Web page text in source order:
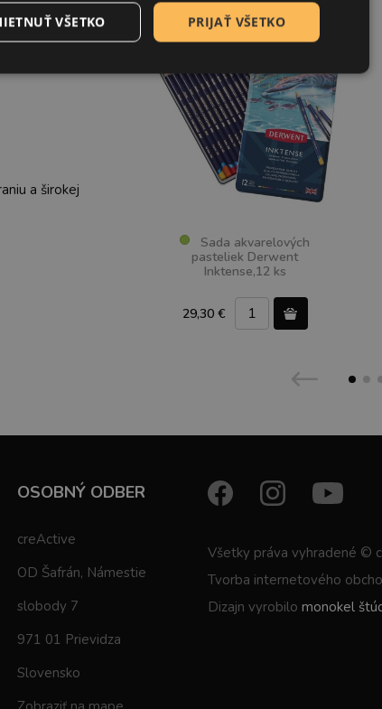
z
vám pomôžu
farby
a širokej
Sada akvarelových
pasteliek Derwent
Inktense,12 ks
29,30 €
OSOBNÝ ODBER
creActive
OD Šafrán, Námestie
slobody 7
971 01 Prievidza
Slovensko
Všetky práva vyhradené ©
Tvorba internetového
Dizajn vyrobilo monokel
PRIJAŤ VŠETKO
VŠETKO